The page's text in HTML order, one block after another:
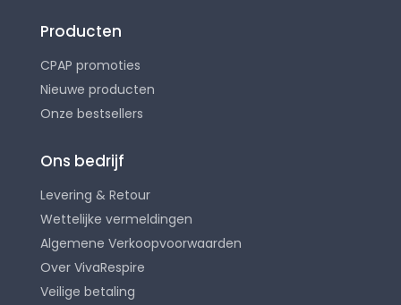
Producten
CPAP promoties
Nieuwe producten
Onze bestsellers
Ons bedrijf
Levering & Retour
Wettelijke vermeldingen
Algemene Verkoopvoorwaarden
Over VivaRespire
Veilige betaling